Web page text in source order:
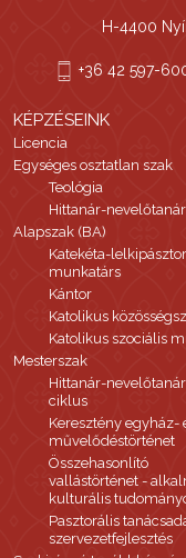
H-4400
+36 42 597-
KÉPZÉSEINK
Licencia
Egységes osztatlan szak
Teológia
Hittanár-nevelőtanár
Alapszak (BA)
Katekéta-
munkatárs
Kántor
Katolikus
Katolikus szociális
Mesterszak
Hittanár-
ciklus
Keresztény egyház-
művelődéstörténet
Összehasonlító
vallástörténet -
kulturális
Pasztorális
szervezetfejlesztés